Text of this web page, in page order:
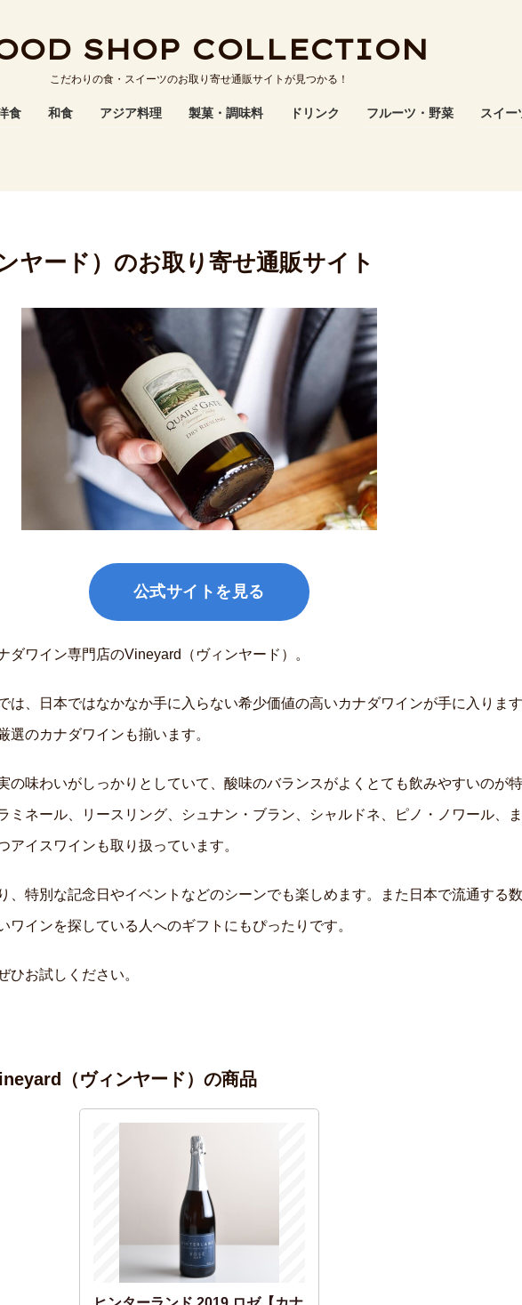
SHOP COLLECTION
こだわりの食・スイーツのお取り寄せ通販サイトが見つかる！
食 和食 アジア料理 製菓・調味料 ドリンク フルーツ・野菜 スイー
ヤード）のお取り寄せ通販サイト
公式サイトを見る
ダワイン専門店のVineyard（ヴィンヤード）。
は、日本ではなかなか手に入らない希少価値の高いカナダワインが手に入ります
選のカナダワインも揃います。
の味わいがしっかりとしていて、酸味のバランスがよくとても飲みやすいのが
ミネール、リースリング、シュナン・ブラン、シャルドネ、ピノ・ノワール、
アイスワインも取り扱っています。
、特別な記念日やイベントなどのシーンでも楽しめます。また日本で流通する
ワインを探している人へのギフトにもぴったりです。
ひお試しください。
（ヴィンヤード）の商品